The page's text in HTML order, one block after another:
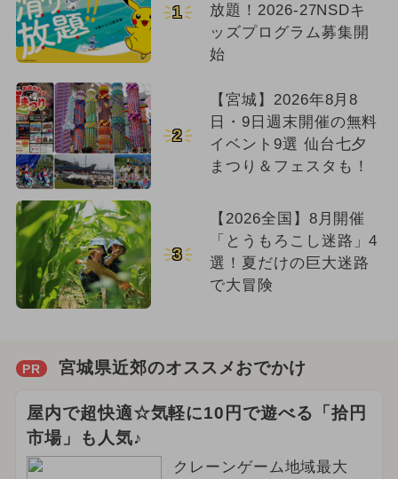
1
放題！2026-27NSDキ
ッズプログラム募集開
始
2
【宮城】2026年8月8
日・9日週末開催の無料
イベント9選 仙台七夕
まつり＆フェスタも！
3
【2026全国】8月開催
「とうもろこし迷路」4
選！夏だけの巨大迷路
で大冒険
PR 宮城県近郊のオススメおでかけ
屋内で超快適☆気軽に10円で遊べる「拾円
市場」も人気♪
クレーンゲーム地域最大